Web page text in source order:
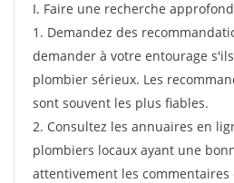
I. Faire une recherche
1. Demandez des
demander à votre entourage
plombier sérieux. Les
sont souvent les plus fiables.
2. Consultez les annuaires en
plombiers locaux ayant une
attentivement les commentaires